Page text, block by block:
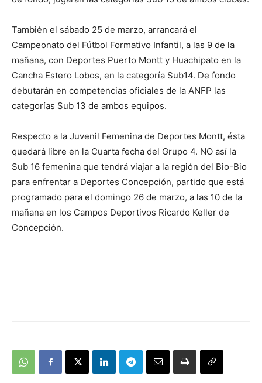
También el sábado 25 de marzo, arrancará el
Campeonato del Fútbol Formativo Infantil, a las 9 de la
mañana, con Deportes Puerto Montt y Huachipato en la
Cancha Estero Lobos, en la categoría Sub14. De fondo
debutarán en competencias oficiales de la ANFP las
categorías Sub 13 de ambos equipos.
Respecto a la Juvenil Femenina de Deportes Montt, ésta
quedará libre en la Cuarta fecha del Grupo 4. NO así la
Sub 16 femenina que tendrá viajar a la región del Bio-Bio
para enfrentar a Deportes Concepción, partido que está
programado para el domingo 26 de marzo, a las 10 de la
mañana en los Campos Deportivos Ricardo Keller de
Concepción.